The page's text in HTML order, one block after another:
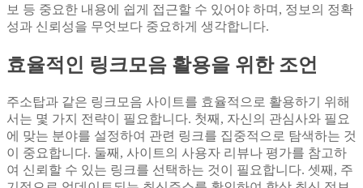
보 등 중요한 내용에 쉽게 접근할 수 있어야 하며, 정보의 정확
성과 신뢰성을 무엇보다 중요하게 생각합니다.
효율적인 링크모음 활용을 위한 조언
주소탑과 같은 링크모음 사이트를 효율적으로 활용하기 위해
서는 몇 가지 전략이 필요합니다. 첫째, 자신의 관심사와 필요
에 맞는 분야를 설정하여 관련 링크를 집중적으로 탐색하는 것
이 중요합니다. 둘째, 사이트의 사용자 리뷰나 평가를 참고하
여 신뢰할 수 있는 링크를 선택하는 것이 필요합니다. 셋째, 주